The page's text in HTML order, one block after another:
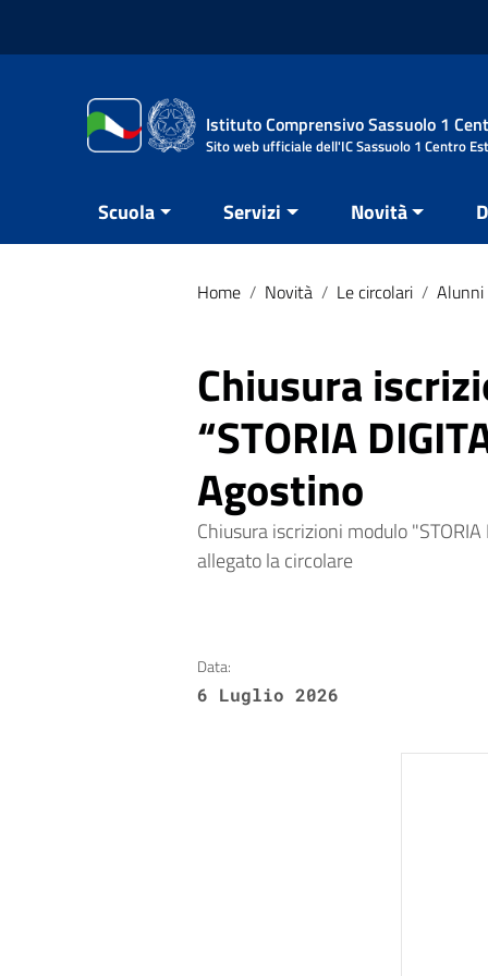
Istituto Comprensivo Sassuolo 1
Sito web ufficiale dell'IC Sassuolo 1 Centro Est
Scuola Servizi Novità
Home / Novità / Le circolari / Alunni
Chiusura
“STORIA
Agostino
Chiusura iscrizioni modulo
allegato la circolare
Data:
6 Luglio 2026